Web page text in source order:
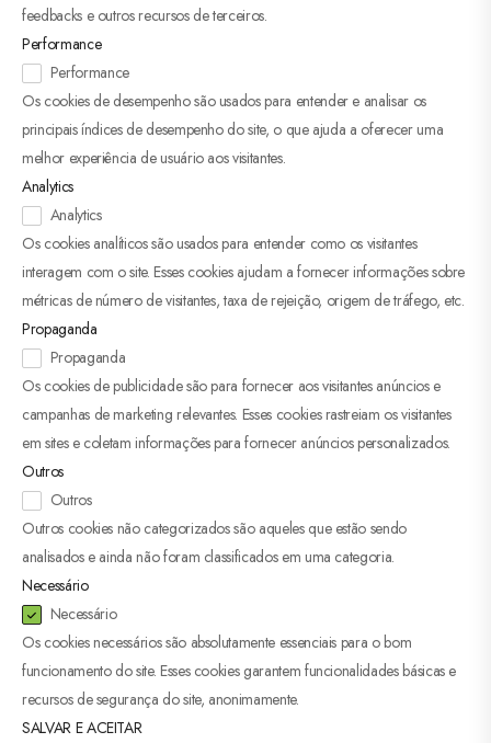
feedbacks e outros recursos de terceiros.
Performance
Performance
Os cookies de desempenho são usados ​​para entender e analisar os
principais índices de desempenho do site, o que ajuda a oferecer uma
melhor experiência de usuário aos visitantes.
Analytics
Analytics
Os cookies analíticos são usados ​​para entender como os visitantes
interagem com o site. Esses cookies ajudam a fornecer informações sobre
métricas de número de visitantes, taxa de rejeição, origem de tráfego, etc.
Propaganda
Propaganda
Os cookies de publicidade são para fornecer aos visitantes anúncios e
campanhas de marketing relevantes. Esses cookies rastreiam os visitantes
em sites e coletam informações para fornecer anúncios personalizados.
Outros
Outros
Outros cookies não categorizados são aqueles que estão sendo
analisados ​​e ainda não foram classificados em uma categoria.
Necessário
Necessário
Os cookies necessários são absolutamente essenciais para o bom
funcionamento do site. Esses cookies garantem funcionalidades básicas e
recursos de segurança do site, anonimamente.
SALVAR E ACEITAR